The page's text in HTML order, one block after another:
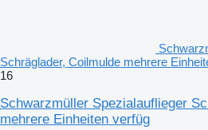
Schräglader, Coilmulde mehrere
16
Schwarzmüller Spezialauflieger
mehrere Einheiten verfüg